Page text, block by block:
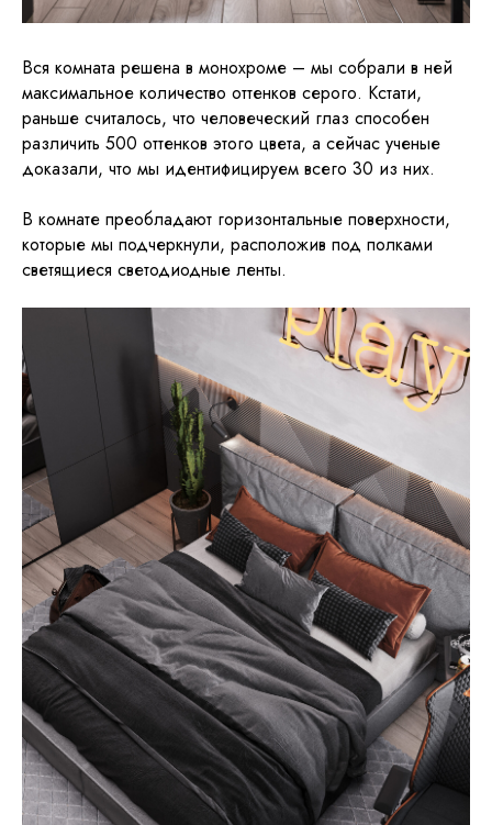
Вся комната решена в монохроме – мы собрали в ней
максимальное количество оттенков серого. Кстати,
раньше считалось, что человеческий глаз способен
различить 500 оттенков этого цвета, а сейчас ученые
доказали, что мы идентифицируем всего 30 из них.
В комнате преобладают горизонтальные поверхности,
которые мы подчеркнули, расположив под полками
светящиеся светодиодные ленты.